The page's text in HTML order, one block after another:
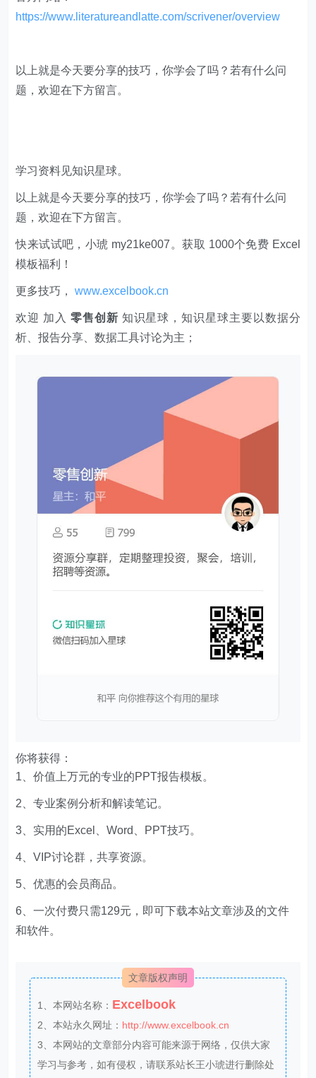
https://www.literatureandlatte.com/scrivener/overview
以上就是今天要分享的技巧，你学会了吗？若有什么问
题，欢迎在下方留言。
学习资料见知识星球。
以上就是今天要分享的技巧，你学会了吗？若有什么问
题，欢迎在下方留言。
快来试试吧，小琥 my21ke007。获取 1000个免费 Excel
模板福利​​​​！
更多技巧，www.excelbook.cn
欢迎 加入 零售创新 知识星球，知识星球主要以数据分
析、报告分享、数据工具讨论为主；
你将获得：
1、价值上万元的专业的PPT报告模板。
2、专业案例分析和解读笔记。
3、实用的Excel、Word、PPT技巧。
4、VIP讨论群，共享资源。
5、优惠的会员商品。
6、一次付费只需129元，即可下载本站文章涉及的文件
和软件。
文章版权声明
1、本网站名称： Excelbook
2、本站永久网址： http://www.excelbook.cn
3、本网站的文章部分内容可能来源于网络，仅供大家
学习与参考，如有侵权，请联系站长王小琥进行删除处